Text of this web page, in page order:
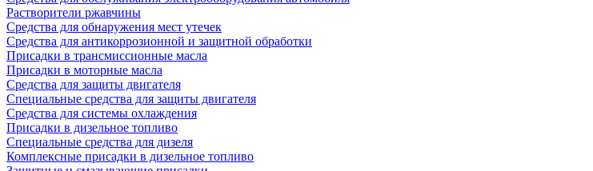
Растворители ржавчины
Средства для обнаружения мест утечек
Средства для антикоррозионной и защитной обработки
Присадки в трансмиссионные масла
Присадки в моторные масла
Средства для защиты двигателя
Специальныe средства для защиты двигателя
Средства для системы охлаждения
Присадки в дизельное топливо
Спeциальные средства для дизеля
Комплексные присадки в дизельное топливо